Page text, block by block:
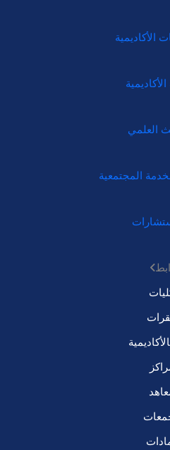
الأكاديمية
العلمي
المجتمعية